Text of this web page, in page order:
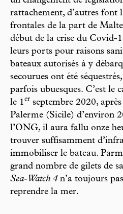
rattachement, d’autres font
frontales de la part de
début de la crise du Covid-
leurs ports pour raisons
bateaux autorisés à y
secourues ont été
parfois ubuesques. C’est le
le 1er septembre 2020,
Palerme (Sicile) d’environ
l’ONG, il aura fallu onze
trouver suffisamment
immobiliser le bateau.
grand nombre de gilets de
Sea-Watch 4 n’a toujours
reprendre la mer.